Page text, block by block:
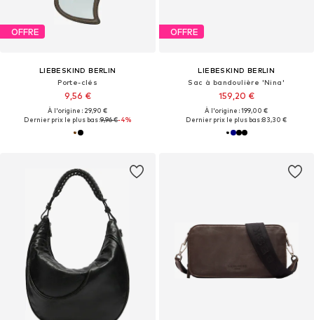
OFFRE
LIEBESKIND BERLIN
Porte-clés
9,56 €
À l'origine : 29,90 €
Dernier prix le plus bas :9,96 €-4%
OFFRE
LIEBESKIND BERLIN
Sac à bandoulière 'Nina'
159,20 €
À l'origine : 199,00 €
Dernier prix le plus bas :83,30 €